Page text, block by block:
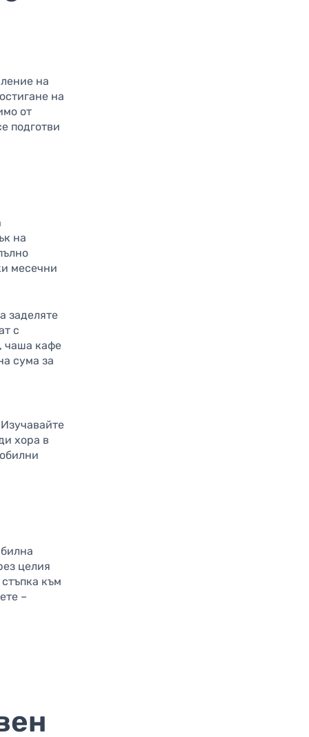
на
на
от
подготви
на
месечни
заделяте
с
чаша кафе
сума за
хора в
целия
към
–